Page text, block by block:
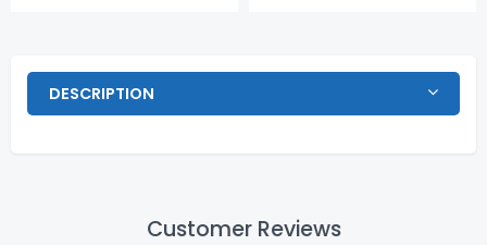
DESCRIPTION
Customer Reviews